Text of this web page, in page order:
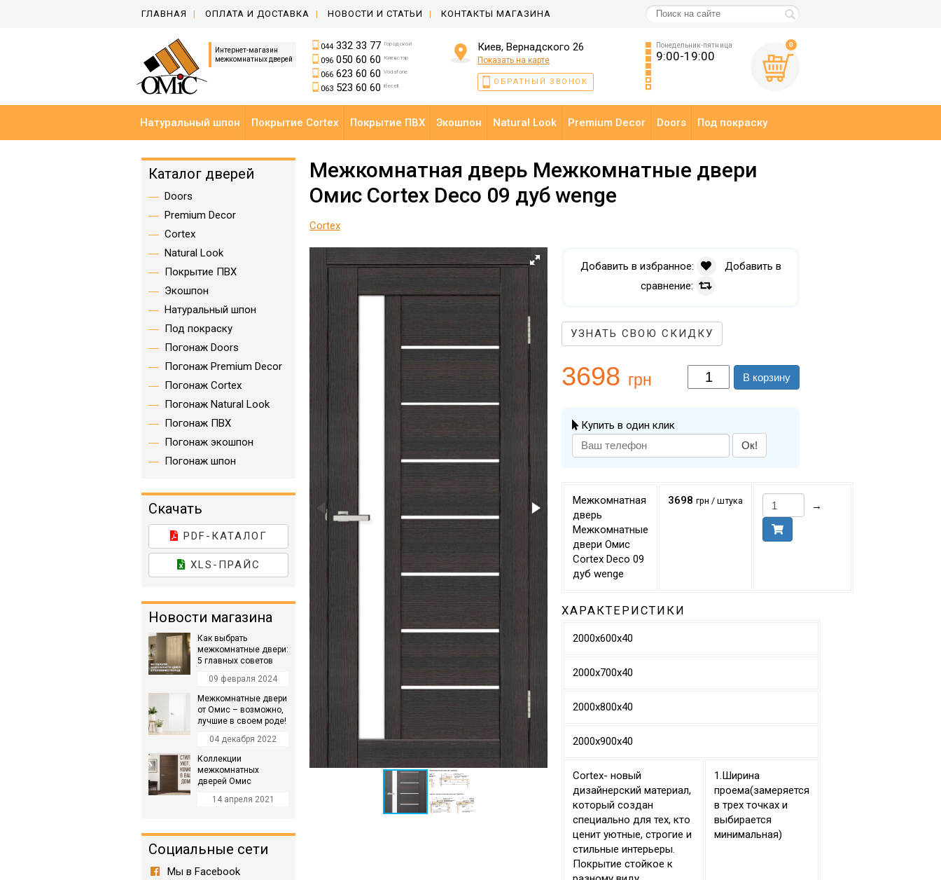
ГЛАВНАЯ ОПЛАТА И ДОСТАВКА НОВОСТИ И СТАТЬИ КОНТАКТЫ МАГАЗИНА
Интернет-магазин
межкомнатных дверей
0
Понедельник-пятница
9:00-19:00
Киев, Вернадского 26
Показать на карте
ОБРАТНЫЙ ЗВОНОК
044332 33 77 Городской
096050 60 60 Киевстар
066623 60 60 Vodafone
063523 60 60 lifecell
Натуральный шпон Покрытие Cortex Покрытие ПВХ Экошпон Natural Look Premium Decor Doors Под покраску
Межкомнатная дверь Межкомнатные двери
Омис Cortex Deco 09 дуб wenge
Cortex
Добавить в избранное:
Добавить в
сравнение:
УЗНАТЬ СВОЮ СКИДКУ
3698 грн В корзину
Купить в один клик
Ок!
Межкомнатная
дверь
Межкомнатные
двери Омис
Cortex Deco 09
дуб wenge
3698 грн / штука →
ХАРАКТЕРИСТИКИ
2000х600х40
2000х700х40
2000х800х40
2000х900х40
Cortex- новый
дизайнерский материал,
который создан
специально для тех, кто
ценит уютные, строгие и
стильные интерьеры.
Покрытие стойкое к
1.Ширина
проема(замеряется
в трех точках и
выбирается
минимальная)
Каталог дверей
Doors
Premium Decor
Cortex
Natural Look
Покрытие ПВХ
Экошпон
Натуральный шпон
Под покраску
Погонаж Doors
Погонаж Premium Decor
Погонаж Cortex
Погонаж Natural Look
Погонаж ПВХ
Погонаж экошпон
Погонаж шпон
Скачать
PDF-КАТАЛОГ
XLS-ПРАЙС
Новости магазина
Как выбрать
межкомнатные двери:
5 главных советов
09 февраля 2024
Межкомнатные двери
от Омис – возможно,
лучшие в своем роде!
04 декабря 2022
Коллекции
межкомнатных
дверей Омис
14 апреля 2021
Социальные сети
Мы в Facebook